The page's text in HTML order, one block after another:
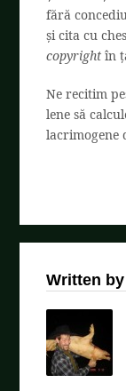
fără
și cita cu
copyright în
Ne recitim
lene să
lacrimogene
Written